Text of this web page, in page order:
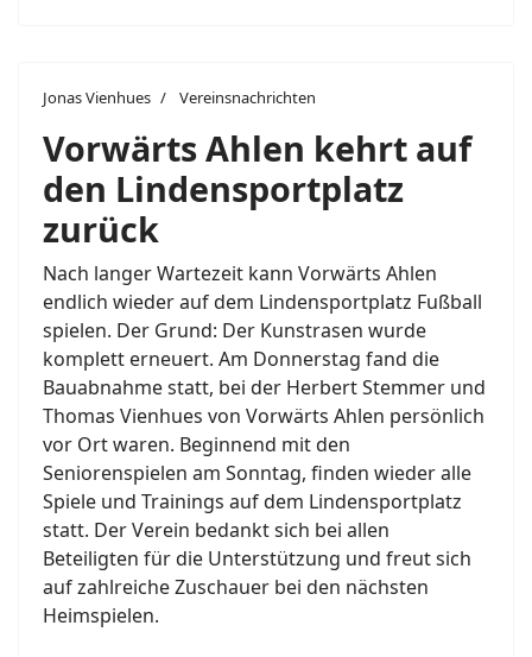
Jonas Vienhues Vereinsnachrichten
Vorwärts Ahlen kehrt auf
den Lindensportplatz
zurück
Nach langer Wartezeit kann Vorwärts Ahlen
endlich wieder auf dem Lindensportplatz Fußball
spielen. Der Grund: Der Kunstrasen wurde
komplett erneuert. Am Donnerstag fand die
Bauabnahme statt, bei der Herbert Stemmer und
Thomas Vienhues von Vorwärts Ahlen persönlich
vor Ort waren. Beginnend mit den
Seniorenspielen am Sonntag, finden wieder alle
Spiele und Trainings auf dem Lindensportplatz
statt. Der Verein bedankt sich bei allen
Beteiligten für die Unterstützung und freut sich
auf zahlreiche Zuschauer bei den nächsten
Heimspielen.